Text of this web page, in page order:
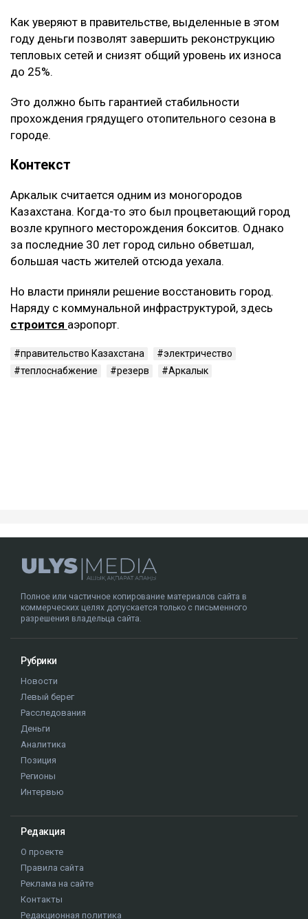
Как уверяют в правительстве, выделенные в этом
году деньги позволят завершить реконструкцию
тепловых сетей и снизят общий уровень их износа
до 25%.
Это должно быть гарантией стабильности
прохождения грядущего отопительного сезона в
городе.
Контекст
Аркалык считается одним из моногородов
Казахстана. Когда-то это был процветающий город
возле крупного месторождения бокситов. Однако
за последние 30 лет город сильно обветшал,
большая часть жителей отсюда уехала.
Но власти приняли решение восстановить город.
Наряду с коммунальной инфраструктурой, здесь
строится аэропорт.
правительство Казахстана
электричество
теплоснабжение
резерв Аркалык
Полное или частичное копирование материалов сайта в
коммерческих целях допускается только с письменного
разрешения владельца сайта.
Рубрики
Новости
Левый берег
Расследования
Деньги
Аналитика
Позиция
Регионы
Интервью
Редакция
О проекте
Правила сайта
Реклама на сайте
Контакты
Редакционная политика